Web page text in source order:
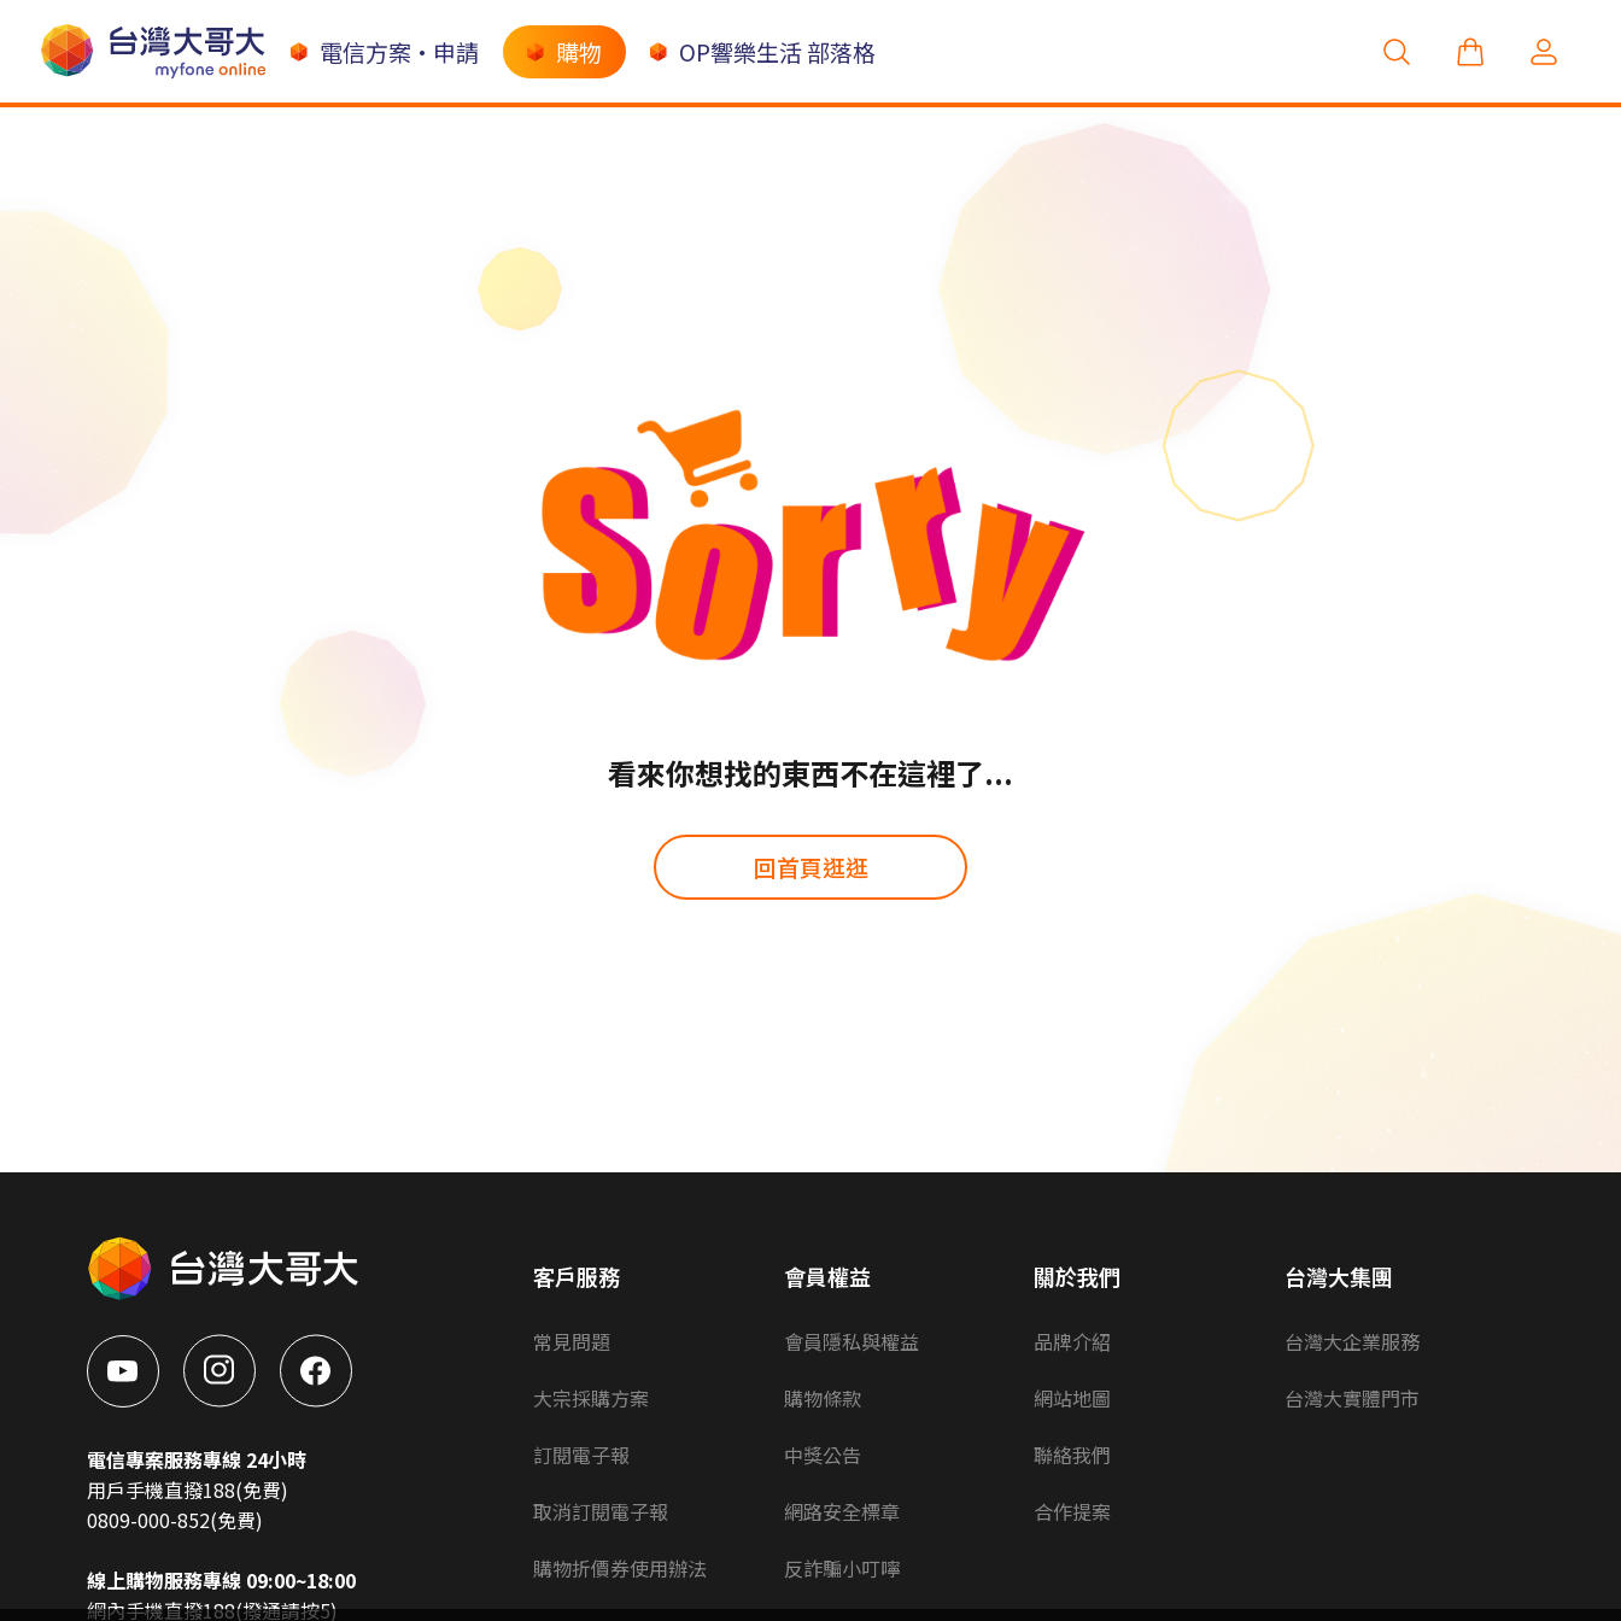
電信方案•申請 購物 OP響樂生活 部落格
看來你想找的東西不在這裡了...
回首頁逛逛
電信專案服務專線 24小時
用戶手機直撥188(免費)
0809-000-852(免費)
線上購物服務專線 09:00~18:00
網內手機直撥188(撥通請按5)
客戶服務
常見問題
大宗採購方案
訂閱電子報
取消訂閱電子報
購物折價券使用辦法
會員權益
會員隱私與權益
購物條款
中獎公告
網路安全標章
反詐騙小叮嚀
關於我們
品牌介紹
網站地圖
聯絡我們
合作提案
台灣大集團
台灣大企業服務
台灣大實體門市